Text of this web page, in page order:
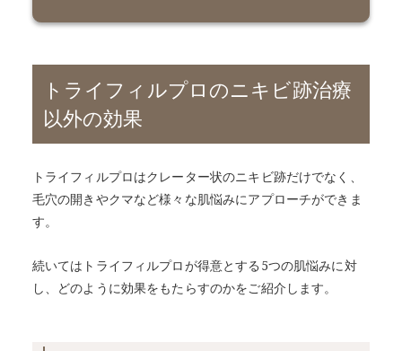
トライフィルプロのニキビ跡治療
以外の効果
トライフィルプロはクレーター状のニキビ跡だけでなく、
毛穴の開きやクマなど様々な肌悩みにアプローチができま
す。
続いてはトライフィルプロが得意とする5つの肌悩みに対
し、どのように効果をもたらすのかをご紹介します。